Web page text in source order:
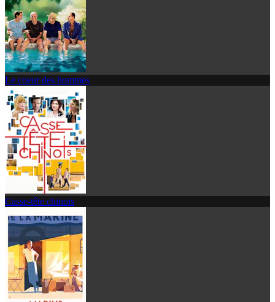
Le coeur des hommes
Casse-tête chinois